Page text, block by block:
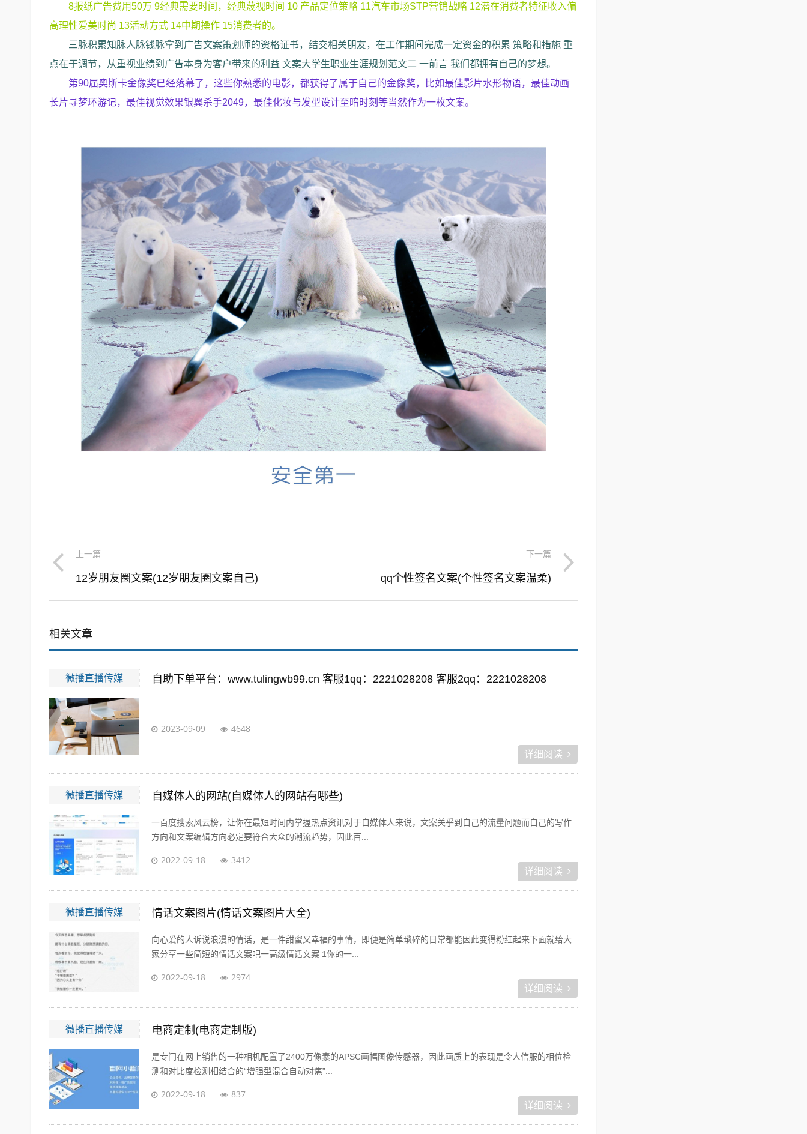
8报纸广告费用50万 9经典需要时间，经典蔑视时间 10 产品定位策略 11汽车市场STP营销战略 12潜在消费者特征收入偏
高理性爱美时尚 13活动方式 14中期操作 15消费者的。
三脉积累知脉人脉钱脉拿到广告文案策划师的资格证书，结交相关朋友，在工作期间完成一定资金的积累 策略和措施 重
点在于调节，从重视业绩到广告本身为客户带来的利益 文案大学生职业生涯规划范文二 一前言 我们都拥有自己的梦想。
第90届奥斯卡金像奖已经落幕了，这些你熟悉的电影，都获得了属于自己的金像奖，比如最佳影片水形物语，最佳动画
长片寻梦环游记，最佳视觉效果银翼杀手2049，最佳化妆与发型设计至暗时刻等当然作为一枚文案。
上一篇
12岁朋友圈文案(12岁朋友圈文案自己)
下一篇
qq个性签名文案(个性签名文案温柔)
相关文章
微播直播传媒 自助下单平台：www.tulingwb99.cn 客服1qq：2221028208 客服2qq：2221028208
2023-09-09 4648
详细阅读
微播直播传媒 自媒体人的网站(自媒体人的网站有哪些)
一百度搜索风云榜，让你在最短时间内掌握热点资讯对于自媒体人来说，文案关乎到自己的流量问题而自己的写作
方向和文案编辑方向必定要符合大众的潮流趋势，因此百...
2022-09-18 3412
详细阅读
微播直播传媒 情话文案图片(情话文案图片大全)
向心爱的人诉说浪漫的情话，是一件甜蜜又幸福的事情，即便是简单琐碎的日常都能因此变得粉红起来下面就给大
家分享一些简短的情话文案吧一高级情话文案 1你的一...
2022-09-18 2974
详细阅读
微播直播传媒 电商定制(电商定制版)
是专门在网上销售的一种相机配置了2400万像素的APSC画幅图像传感器，因此画质上的表现是令人信服的相位检
测和对比度检测相结合的“增强型混合自动对焦”...
2022-09-18 837
详细阅读